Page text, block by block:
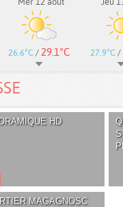
26.6°C / 29.1°C 27.9°C /
HD
MAGAGNOSC